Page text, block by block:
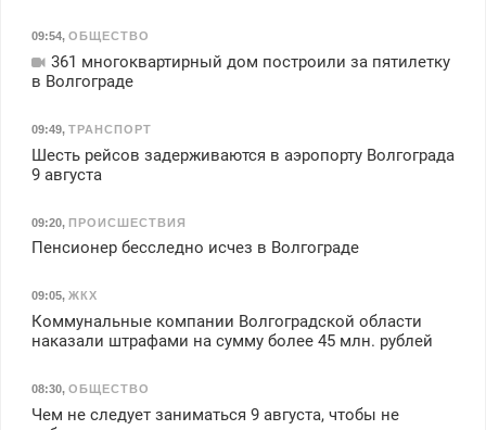
09:54, ОБЩЕСТВО
361 многоквартирный дом построили за пятилетку
в Волгограде
09:49, ТРАНСПОРТ
Шесть рейсов задерживаются в аэропорту Волгограда
9 августа
09:20, ПРОИСШЕСТВИЯ
Пенсионер бесследно исчез в Волгограде
09:05, ЖКХ
Коммунальные компании Волгоградской области
наказали штрафами на сумму более 45 млн. рублей
08:30, ОБЩЕСТВО
Чем не следует заниматься 9 августа, чтобы не